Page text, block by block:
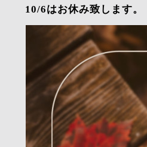
10/6はお休み致します。